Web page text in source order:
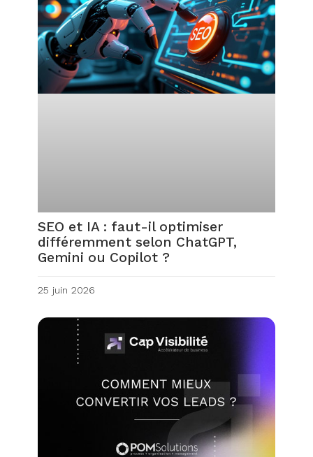
SEO et IA : faut-il optimiser
différemment selon ChatGPT,
Gemini ou Copilot ?
25 juin 2026